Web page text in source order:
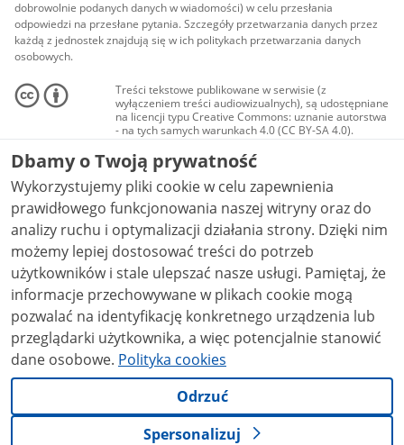
dobrowolnie podanych danych w wiadomości) w celu przesłania
odpowiedzi na przesłane pytania. Szczegóły przetwarzania danych przez
każdą z jednostek znajdują się w ich politykach przetwarzania danych
osobowych.
Treści tekstowe publikowane w serwisie (z
wyłączeniem treści audiowizualnych), są udostępniane
na licencji typu Creative Commons: uznanie autorstwa
- na tych samych warunkach 4.0 (CC BY-SA 4.0).
Materiały audiowizualne, w tym zdjęcia, materiały
audio i wideo, są udostępniane na licencji typu
Creative Commons: uznanie autorstwa użycie
niekomercyjne - bez utworów zależnych 4.0 (CC BY-
NC-ND 4.0), o ile nie jest to stwierdzone inaczej.
Dbamy o Twoją prywatność
Wykorzystujemy pliki cookie w celu zapewnienia
prawidłowego funkcjonowania naszej witryny oraz do
analizy ruchu i optymalizacji działania strony. Dzięki nim
możemy lepiej dostosować treści do potrzeb
użytkowników i stale ulepszać nasze usługi. Pamiętaj, że
informacje przechowywane w plikach cookie mogą
pozwalać na identyfikację konkretnego urządzenia lub
przeglądarki użytkownika, a więc potencjalnie stanowić
dane osobowe. Polityka cookies
Odrzuć
Spersonalizuj